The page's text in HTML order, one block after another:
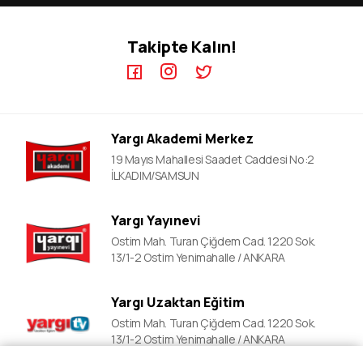
YDS Kursları
YKS Kursları
LGS Kursları
Polislik Sınavlarına Hazırlık
KPSS A Video Dersler
YDS Video Ders
Takipte Kalın!
Yargı Akademi Merkez
19 Mayıs Mahallesi Saadet Caddesi No:2
İLKADIM/SAMSUN
Yargı Yayınevi
Ostim Mah. Turan Çiğdem Cad. 1220 Sok.
13/1-2 Ostim Yenimahalle / ANKARA
Yargı Uzaktan Eğitim
Ostim Mah. Turan Çiğdem Cad. 1220 Sok.
13/1-2 Ostim Yenimahalle / ANKARA